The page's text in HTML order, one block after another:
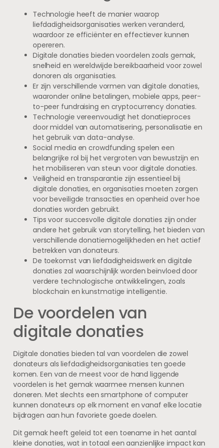
Technologie heeft de manier waarop
liefdadigheidsorganisaties werken veranderd,
waardoor ze efficiënter en effectiever kunnen
opereren.
Digitale donaties bieden voordelen zoals gemak,
snelheid en wereldwijde bereikbaarheid voor zowel
donoren als organisaties.
Er zijn verschillende vormen van digitale donaties,
waaronder online betalingen, mobiele apps, peer-
to-peer fundraising en cryptocurrency donaties.
Technologie vereenvoudigt het donatieproces
door middel van automatisering, personalisatie en
het gebruik van data-analyse.
Social media en crowdfunding spelen een
belangrijke rol bij het vergroten van bewustzijn en
het mobiliseren van steun voor digitale donaties.
Veiligheid en transparantie zijn essentieel bij
digitale donaties, en organisaties moeten zorgen
voor beveiligde transacties en openheid over hoe
donaties worden gebruikt.
Tips voor succesvolle digitale donaties zijn onder
andere het gebruik van storytelling, het bieden van
verschillende donatiemogelijkheden en het actief
betrekken van donateurs.
De toekomst van liefdadigheidswerk en digitale
donaties zal waarschijnlijk worden beïnvloed door
verdere technologische ontwikkelingen, zoals
blockchain en kunstmatige intelligentie.
De voordelen van
digitale donaties
Digitale donaties bieden tal van voordelen die zowel
donateurs als liefdadigheidsorganisaties ten goede
komen. Een van de meest voor de hand liggende
voordelen is het gemak waarmee mensen kunnen
doneren. Met slechts een smartphone of computer
kunnen donateurs op elk moment en vanaf elke locatie
bijdragen aan hun favoriete goede doelen.
Dit gemak heeft geleid tot een toename in het aantal
kleine donaties, wat in totaal een aanzienlijke impact kan